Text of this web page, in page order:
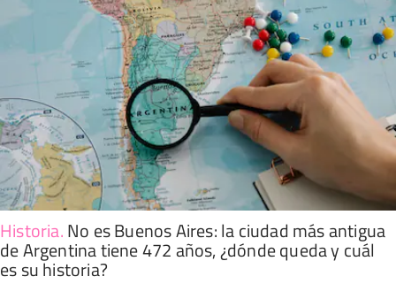
Historia.No es Buenos Aires: la ciudad más antigua
de Argentina tiene 472 años, ¿dónde queda y cuál
es su historia?